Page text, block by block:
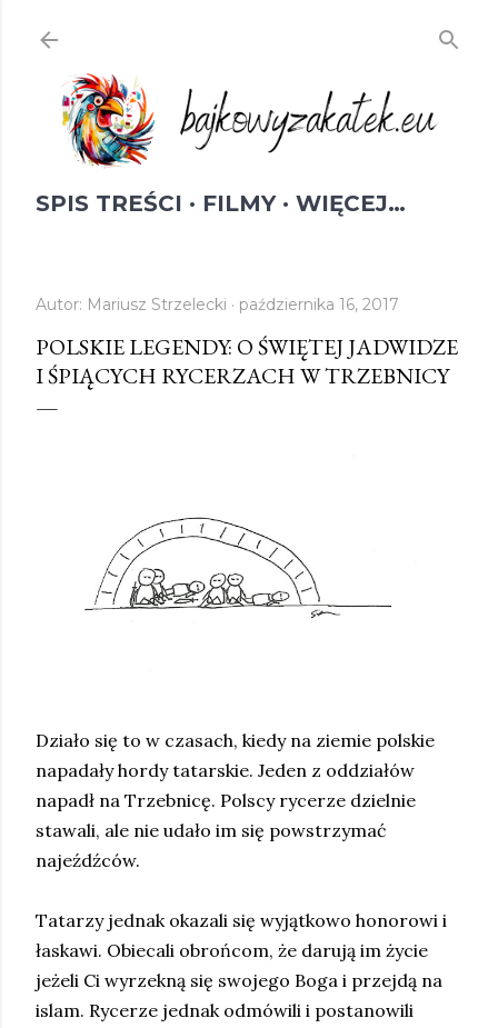
SPIS TREŚCI FILMY WIĘCEJ…
Autor: Mariusz Strzelecki października 16, 2017
POLSKIE LEGENDY: O ŚWIĘTEJ JADWIDZE
I ŚPIĄCYCH RYCERZACH W TRZEBNICY
Działo się to w czasach, kiedy na ziemie polskie
napadały hordy tatarskie. Jeden z oddziałów
napadł na Trzebnicę. Polscy rycerze dzielnie
stawali, ale nie udało im się powstrzymać
najeźdźców.
Tatarzy jednak okazali się wyjątkowo honorowi i
łaskawi. Obiecali obrońcom, że darują im życie
jeżeli Ci wyrzekną się swojego Boga i przejdą na
islam. Rycerze jednak odmówili i postanowili